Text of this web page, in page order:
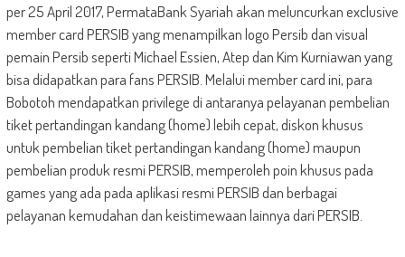
per 25 April 2017, PermataBank Syariah akan meluncurkan exclusive
member card PERSIB yang menampilkan logo Persib dan visual
pemain Persib seperti Michael Essien, Atep dan Kim Kurniawan yang
bisa didapatkan para fans PERSIB. Melalui member card ini, para
Bobotoh mendapatkan privilege di antaranya pelayanan pembelian
tiket pertandingan kandang (home) lebih cepat, diskon khusus
untuk pembelian tiket pertandingan kandang (home) maupun
pembelian produk resmi PERSIB, memperoleh poin khusus pada
games yang ada pada aplikasi resmi PERSIB dan berbagai
pelayanan kemudahan dan keistimewaan lainnya dari PERSIB.